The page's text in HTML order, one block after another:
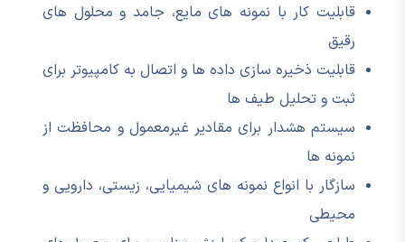
قابلیت کار با نمونه های مایع، جامد و محلول های
رقیق
قابلیت ذخیره سازی داده ها و اتصال به کامپیوتر برای
ثبت و تحلیل طیف ها
سیستم هشدار برای مقادیر غیرمعمول و محافظت از
نمونه ها
سازگار با انواع نمونه های شیمیایی، زیستی، دارویی و
محیطی